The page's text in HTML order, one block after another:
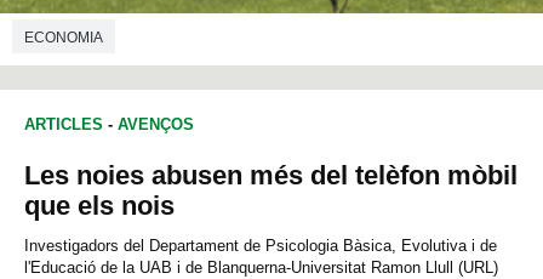
ECONOMIA
ARTICLES - AVENÇOS
Les noies abusen més del telèfon mòbil
que els nois
Investigadors del Departament de Psicologia Bàsica, Evolutiva i de
l'Educació de la UAB i de Blanquerna-Universitat Ramon Llull (URL)